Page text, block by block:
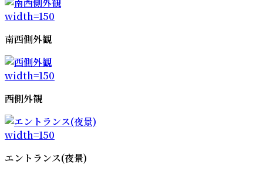
南西側外観
西側外観
エントランス(夜景)